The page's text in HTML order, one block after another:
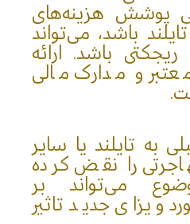
پوشش هزینه‌های
باشد، می‌تواند
باشد. ارائه
و مدارک مالی
به تایلند یا سایر
را نقض کرده
می‌تواند بر
ویزای جدید تاثیر